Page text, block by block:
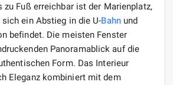
zu Fuß erreichbar ist der Marienplatz,
ein Abstieg in die U-Bahnund
befindet. Die meisten Fenster
Panoramablick auf die
Form. Das Interieur
Eleganz kombiniert mit dem